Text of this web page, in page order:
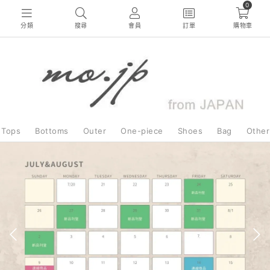
分類 搜尋 會員 訂單
0
購物車
Tops Bottoms Outer One-piece Shoes Bag Other